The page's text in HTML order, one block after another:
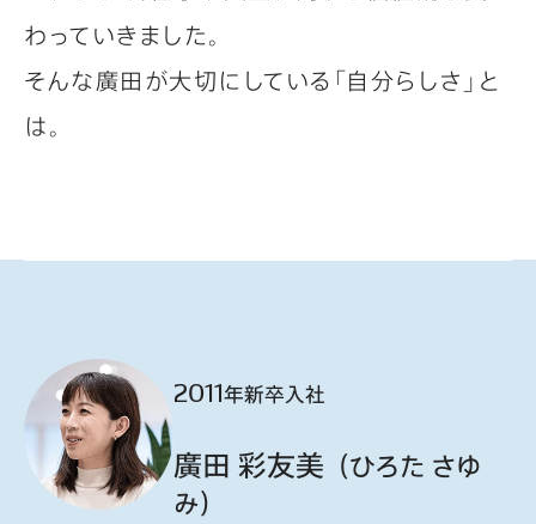
わっていきました。
そんな廣田が大切にしている「自分らしさ」と
は。
2011年新卒入社
廣田 彩友美 （ひろた さゆ
み）